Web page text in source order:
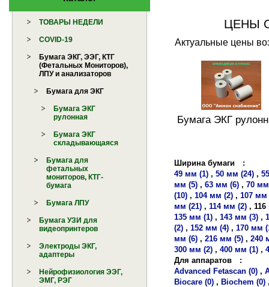
ТОВАРЫ НЕДЕЛИ
COVID-19
Бумага ЭКГ, ЭЭГ, КТГ
(Фетальных Мониторов),
ЛПУ и анализаторов
Бумага для ЭКГ
Бумага ЭКГ
рулонная
Бумага ЭКГ
складывающаяся
Бумага для
фетальных
мониторов, КТГ-
бумага
Бумага ЛПУ
Бумага УЗИ для
видеопринтеров
Электроды ЭКГ,
адаптеры
Нейрофизиология ЭЭГ,
ЭМГ, РЭГ
ЦЕНЫ
Актуальные цены
Бумага ЭКГ
Ширина бумаги
:
49 мм (1) , 50 мм (24) ,
мм (5) , 63 мм (6) , 70
(10) , 104 мм (2) , 107 мм
мм (21) , 114 мм (2) ,
135 мм (1) , 143 мм (3) ,
(2) , 152 мм (4) , 170 мм
мм (6) , 216 мм (5) , 240
300 мм (2) , 400 мм (1) ,
Для аппаратов
:
Advanced Fetascan (0) ,
Biocare (0) , Biochem (0)